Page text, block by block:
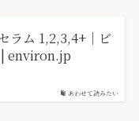
あわせて読みたい
ラム 1,2,3,4+｜ビ
| environ.jp